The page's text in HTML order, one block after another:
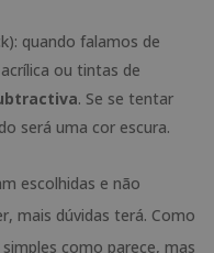
quando falamos de
ou tintas de
. Se se tentar
será uma cor escura.
escolhidas e não
mais dúvidas terá. Como
como parece, mas